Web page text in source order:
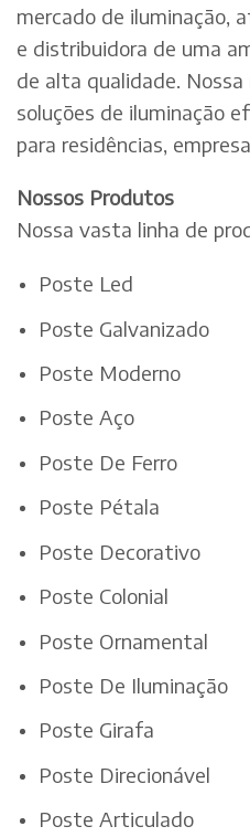
mercado de iluminação,
e distribuidora de uma
de alta qualidade.
soluções de iluminação
para residências,
Nossos Produtos
Nossa vasta linha de
Poste Led
Poste Galvanizado
Poste Moderno
Poste Aço
Poste De Ferro
Poste Pétala
Poste Decorativo
Poste Colonial
Poste Ornamental
Poste De Iluminação
Poste Girafa
Poste Direcionável
Poste Articulado